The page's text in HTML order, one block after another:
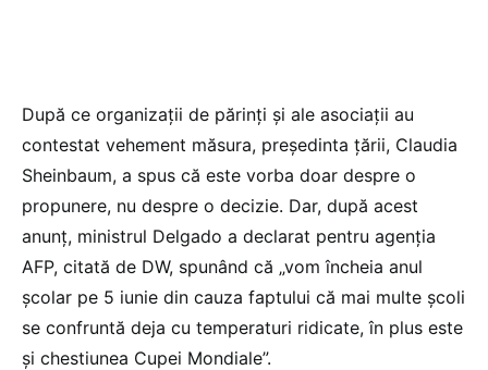
După ce organizații de părinți și ale asociații au
contestat vehement măsura, președinta țării, Claudia
Sheinbaum, a spus că este vorba doar despre o
propunere, nu despre o decizie. Dar, după acest
anunț, ministrul Delgado a declarat pentru agenția
AFP, citată de DW, spunând că „vom încheia anul
școlar pe 5 iunie din cauza faptului că mai multe școli
se confruntă deja cu temperaturi ridicate, în plus este
și chestiunea Cupei Mondiale”.